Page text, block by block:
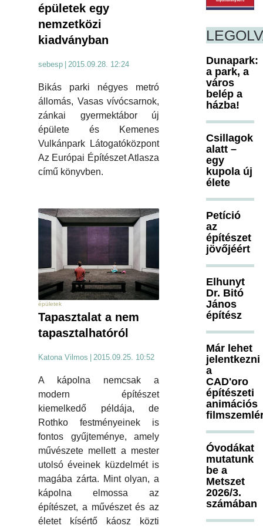
épületek egy
nemzetközi
kiadványban
sebesp 2015.09.28. 12:24
Bikás parki négyes metró
állomás, Vasas vívócsarnok,
zánkai gyermektábor új
épülete és Kemenes
Vulkánpark Látogatóközpont
Az Európai Építészet Atlasza
című könyvben.
épületek
Tapasztalat a nem
tapasztalhatóról
Katona Vilmos | 2015.09.25. 10:52
A kápolna nemcsak a
modern építészet
kiemelkedő példája, de
Rothko festményeinek is
fontos gyűjteménye, amely
művészete mellett a mester
utolsó éveinek küzdelmét is
magába zárta. Mint olyan, a
kápolna elmossa az
építészet, a művészet és az
életet kísértő káosz közti
Dunapark:
a park, a
város
belép a
házba!
Csillagok
alatt –
egy
kupola új
élete
Petíció
az
építészet
jövőjéért
Elhunyt
Dr. Bitó
János
építész
Már lehet
jelentkezni
a
CAD'oro
építészeti
animációs
Óvodákat
mutatunk
be a
Metszet
2026/3.
számában